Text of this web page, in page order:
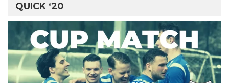
QUICK ‘20